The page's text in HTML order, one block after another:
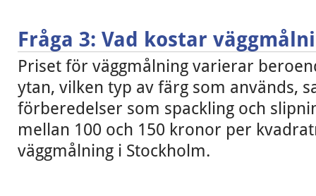
Fråga 3: Vad kostar
Priset för väggmålning varierar
ytan, vilken typ av färg som används,
förberedelser som spackling och
mellan 100 och 150 kronor per
väggmålning i Stockholm.